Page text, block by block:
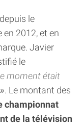
le
2012, et en
Javier
le
moment était
. Le montant des
championnat
de la télévision